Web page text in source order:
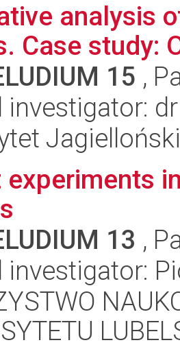
analysis
Case study:
15 ,
investigator:
experiments
13 ,